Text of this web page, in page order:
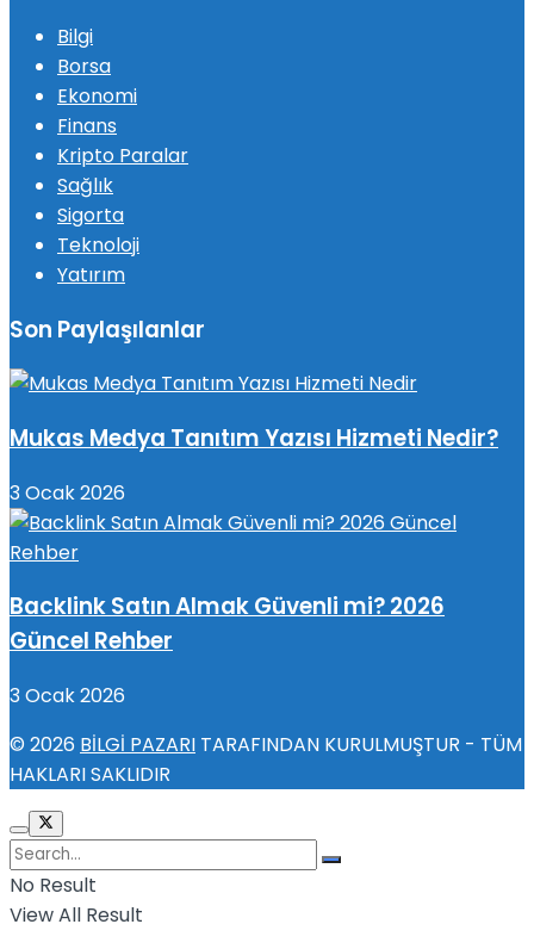
Bilgi
Borsa
Ekonomi
Finans
Kripto Paralar
Sağlık
Sigorta
Teknoloji
Yatırım
Son Paylaşılanlar
Mukas Medya Tanıtım Yazısı Hizmeti Nedir?
3 Ocak 2026
Backlink Satın Almak Güvenli mi? 2026
Güncel Rehber
3 Ocak 2026
© 2026 BİLGİ PAZARI TARAFINDAN KURULMUŞTUR - TÜM
HAKLARI SAKLIDIR
No Result
View All Result